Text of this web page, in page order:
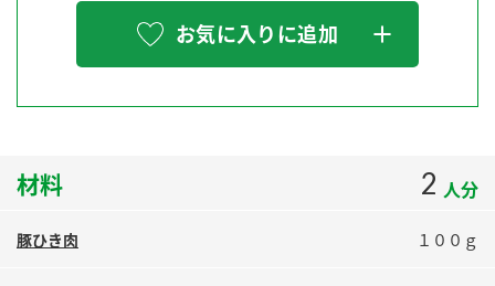
お酢を知ろう！
ぽん酢サワー
MIM（ミツカンミュージアム）
販売終了製品のご案内
よくあるご質問
地図から取り扱い店舗を探す
お気に入りに追加
材料 2 人分
豚ひき肉 １００ｇ